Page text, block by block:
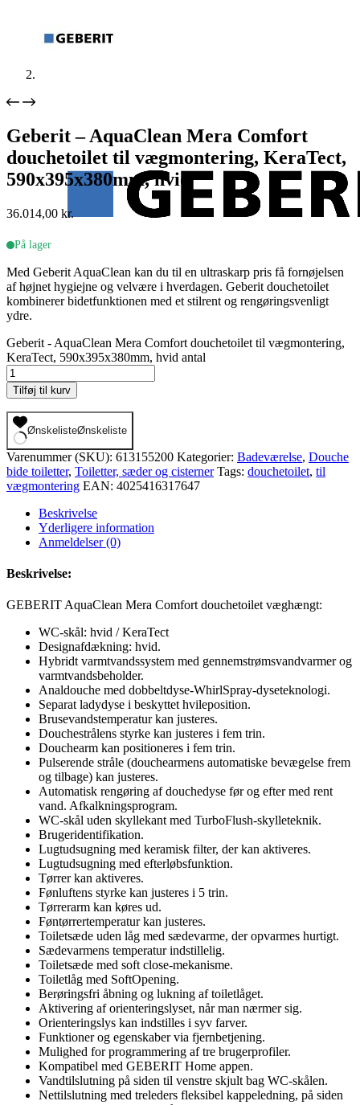
Geberit – AquaClean Mera Comfort
douchetoilet til vægmontering, KeraTect,
590x395x380mm, hvid
36.014,00 kr.
På lager
Med Geberit AquaClean kan du til en ultraskarp pris få fornøjelsen
af højnet hygiejne og velvære i hverdagen. Geberit douchetoilet
kombinerer bidetfunktionen med et stilrent og rengøringsvenligt
ydre.
Geberit - AquaClean Mera Comfort douchetoilet til vægmontering,
KeraTect, 590x395x380mm, hvid antal
Tilføj til kurv
ØnskelisteØnskeliste
Varenummer (SKU): 613155200 Kategorier: Badeværelse, Douche
bide toiletter, Toiletter, sæder og cisterner Tags: douchetoilet, til
vægmontering EAN: 4025416317647
Beskrivelse
Yderligere information
Anmeldelser (0)
Beskrivelse:
GEBERIT AquaClean Mera Comfort douchetoilet væghængt:
WC-skål: hvid / KeraTect
Designafdækning: hvid.
Hybridt varmtvandssystem med gennemstrømsvandvarmer og
varmtvandsbeholder.
Analdouche med dobbeltdyse-WhirlSpray-dyseteknologi.
Separat ladydyse i beskyttet hvileposition.
Brusevandstemperatur kan justeres.
Douchestrålens styrke kan justeres i fem trin.
Douchearm kan positioneres i fem trin.
Pulserende stråle (douchearmens automatiske bevægelse frem
og tilbage) kan justeres.
Automatisk rengøring af douchedyse før og efter med rent
vand. Afkalkningsprogram.
WC-skål uden skyllekant med TurboFlush-skylleteknik.
Brugeridentifikation.
Lugtudsugning med keramisk filter, der kan aktiveres.
Lugtudsugning med efterløbsfunktion.
Tørrer kan aktiveres.
Fønluftens styrke kan justeres i 5 trin.
Tørrerarm kan køres ud.
Føntørrertemperatur kan justeres.
Toiletsæde uden låg med sædevarme, der opvarmes hurtigt.
Sædevarmens temperatur indstillelig.
Toiletsæde med soft close-mekanisme.
Toiletlåg med SoftOpening.
Berøringsfri åbning og lukning af toiletlåget.
Aktivering af orienteringslyset, når man nærmer sig.
Orienteringslys kan indstilles i syv farver.
Funktioner og egenskaber via fjernbetjening.
Mulighed for programmering af tre brugerprofiler.
Kompatibel med GEBERIT Home appen.
Vandtilslutning på siden til venstre skjult bag WC-skålen.
Nettilslutning med treleders fleksibel kappeledning, på siden